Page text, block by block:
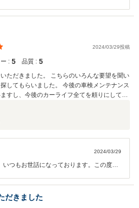
い。引き続きよろしくお願い致します。
2024/03/29投稿
: 5 品質 : 5
ただきました。 こちらのいろんな要望を聞い
た。 今後の車検メンテナンス
すし、今後のカーライフ全てを頼りにしてお
2024/03/29
いつもお世話になっております。この度は
。ありがとうございます。本日は天候の悪
お越しくださりありがとうございまし
イフをお過ごしいただけるようしっかりご
だきました